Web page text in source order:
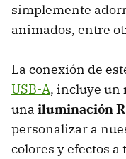
simplemente
animados, entre
La conexión de
USB-A, incluye un
una iluminación
personalizar a
colores y efectos